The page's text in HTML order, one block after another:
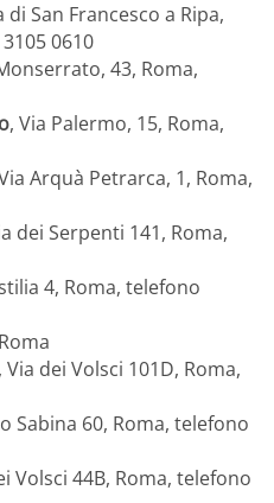
di San Francesco a Ripa,
0610
43, Roma,
, Via Palermo, 15, Roma,
Arquà Petrarca, 1, Roma,
dei Serpenti 141, Roma,
4, Roma, telefono
dei Volsci 101D, Roma,
Sabina 60, Roma, telefono
Volsci 44B, Roma, telefono